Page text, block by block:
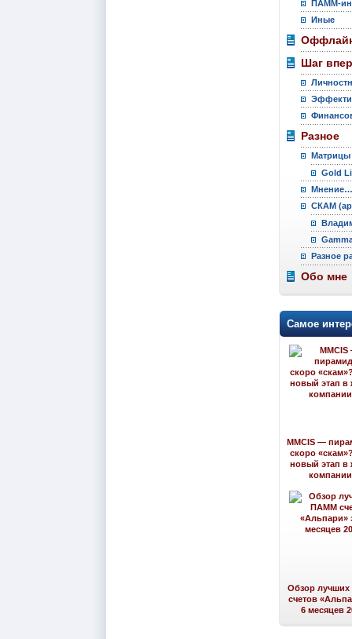
ПАММ-
Иные
Шаг
Разное
Матрицы
Gold
Мнение…
СКАМ
Разное
Обо мне
Самое
MMCIS —
скоро
новый этап в
Обзор
счетов
6 месяцев